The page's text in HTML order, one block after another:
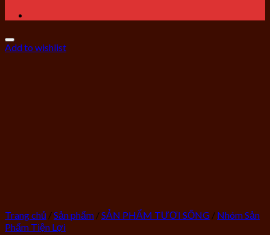
Add to wishlist
Trang chủ /Sản phẩm /SẢN PHẨM TƯƠI SỐNG / Nhóm Sản
Phẩm Tiện Lợi